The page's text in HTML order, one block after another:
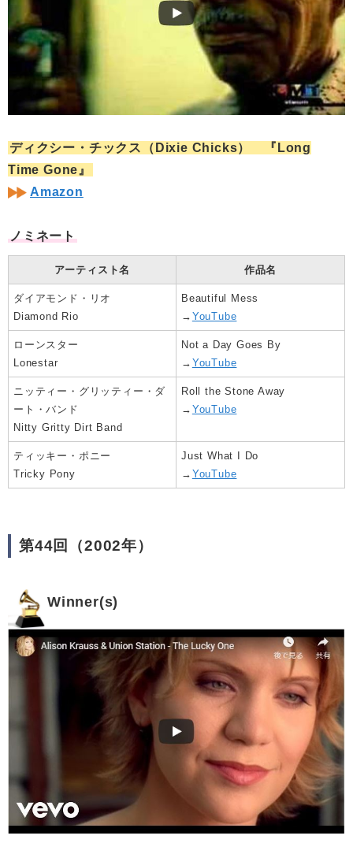
ディクシー・チックス（Dixie Chicks） 『Long
Time Gone』
Amazon
ノミネート
アーティスト名 作品名
ダイアモンド・リオ
Diamond Rio
Beautiful Mess
→ YouTube
ローンスター
Lonestar
Not a Day Goes By
→ YouTube
ニッティー・グリッティー・ダ
ート・バンド
Nitty Gritty Dirt Band
Roll the Stone Away
→ YouTube
ティッキー・ポニー
Tricky Pony
Just What I Do
→ YouTube
第44回（2002年）
Winner(s)